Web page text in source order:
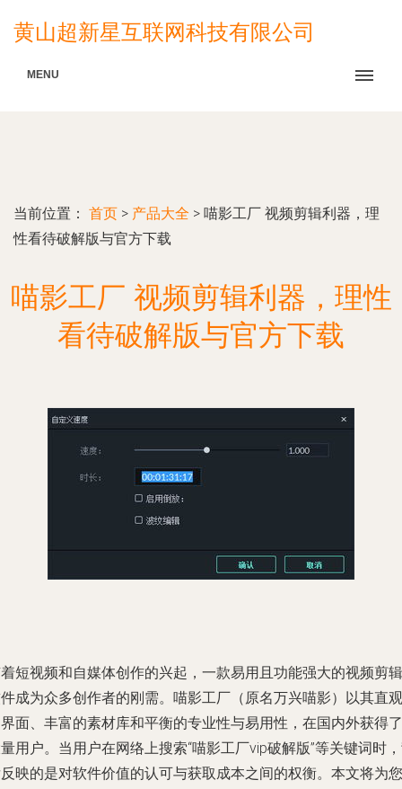
黄山超新星互联网科技有限公司
MENU
当前位置： 首页 > 产品大全 > 喵影工厂 视频剪辑利器，理
性看待破解版与官方下载
喵影工厂 视频剪辑利器，理性
看待破解版与官方下载
短视频和自媒体创作的兴起，一款易用且功能强大的视频剪辑
成为众多创作者的刚需。喵影工厂（原名万兴喵影）以其直观
面、丰富的素材库和平衡的专业性与易用性，在国内外获得了
用户。当用户在网络上搜索“喵影工厂vip破解版”等关键词时
映的是对软件价值的认可与获取成本之间的权衡。本文将为您